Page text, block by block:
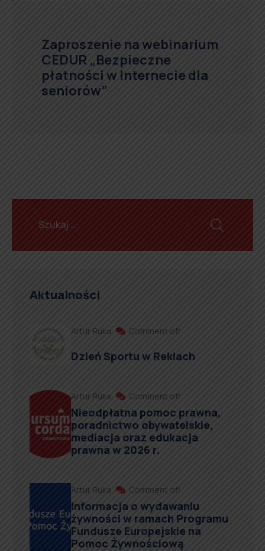
Zaproszenie na webinarium
CEDUR „Bezpieczne
płatności w Internecie dla
seniorów”
Aktualności
Artur Ruka Comment off
Dzień Sportu w Reklach
Artur Ruka Comment off
Nieodpłatna pomoc prawna,
poradnictwo obywatelskie,
mediacja oraz edukacja
prawna w 2026 r.
Artur Ruka Comment off
Informacja o wydawaniu
żywności w ramach Programu
Fundusze Europejskie na
Pomoc Żywnościową